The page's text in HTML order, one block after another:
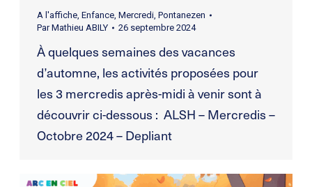
A l'affiche, Enfance, Mercredi, Pontanezen
ParMathieu ABILY 26 septembre 2024
À quelques semaines des vacances
d’automne, les activités proposées pour
les 3 mercredis après-midi à venir sont à
découvrir ci-dessous : ALSH – Mercredis –
Octobre 2024 – Depliant